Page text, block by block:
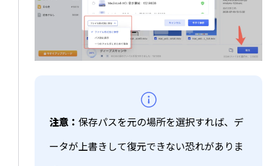
注意： 保存パスを元の場所を選択すれば、デ
ータが上書きして復元できない恐れがありま